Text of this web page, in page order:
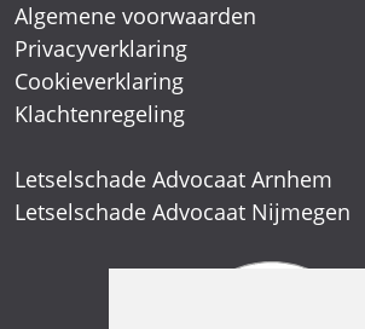
Algemene voorwaarden
Privacyverklaring
Cookieverklaring
Klachtenregeling
Letselschade Advocaat Arnhem
Letselschade Advocaat Nijmegen